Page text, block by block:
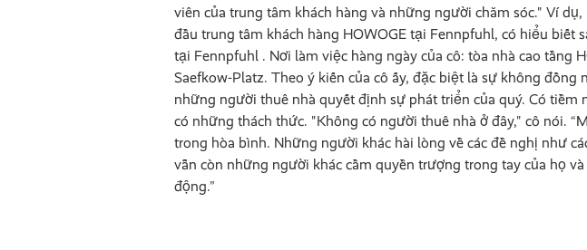
viên của trung tâm khách hàng và những người chăm sóc." Ví
đầu trung tâm khách hàng HOWOGE tại Fennpfuhl, có hiểu biết
tại Fennpfuhl . Nơi làm việc hàng ngày của cô: tòa nhà cao tầng
Saefkow-Platz. Theo ý kiến của cô ấy, đặc biệt là sự không đồng
những người thuê nhà quyết định sự phát triển của quý. Có tiềm
có những thách thức. "Không có người thuê nhà ở đây," cô nói.
trong hòa bình. Những người khác hài lòng về các đề nghị như
vẫn còn những người khác cầm quyền trượng trong tay của họ và
động.”